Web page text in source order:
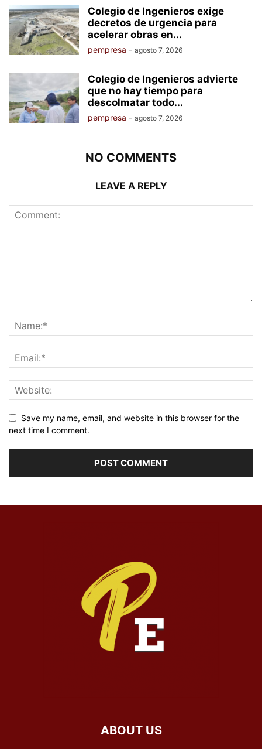
Colegio de Ingenieros exige
decretos de urgencia para
acelerar obras en...
pempresa - agosto 7, 2026
Colegio de Ingenieros advierte
que no hay tiempo para
descolmatar todo...
pempresa - agosto 7, 2026
NO COMMENTS
LEAVE A REPLY
Save my name, email, and website in this browser for the
next time I comment.
ABOUT US